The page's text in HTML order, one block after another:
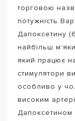
торговою
потужність
Дапоксетину
найбільш
який працює
стимулятори
особливо у
високим
Дапоксетином